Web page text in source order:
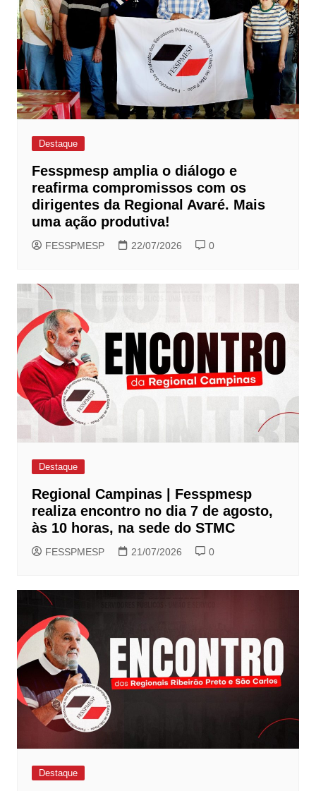
Destaque
Fesspmesp amplia o diálogo e
reafirma compromissos com os
dirigentes da Regional Avaré. Mais
uma ação produtiva!
FESSPMESP 22/07/2026 0
Destaque
Regional Campinas | Fesspmesp
realiza encontro no dia 7 de agosto,
às 10 horas, na sede do STMC
FESSPMESP 21/07/2026 0
Destaque